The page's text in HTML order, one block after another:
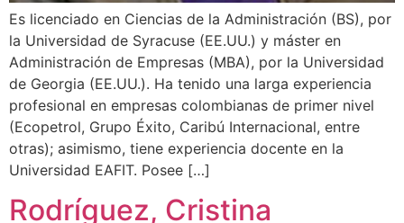
Es licenciado en Ciencias de la Administración (BS), por
la Universidad de Syracuse (EE.UU.) y máster en
Administración de Empresas (MBA), por la Universidad
de Georgia (EE.UU.). Ha tenido una larga experiencia
profesional en empresas colombianas de primer nivel
(Ecopetrol, Grupo Éxito, Caribú Internacional, entre
otras); asimismo, tiene experiencia docente en la
Universidad EAFIT. Posee […]
Rodríguez, Cristina